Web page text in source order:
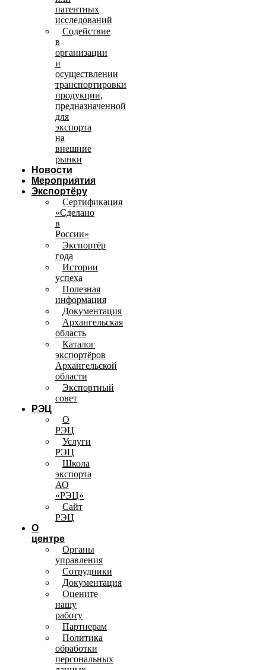
патентных
исследований
Содействие
в
организации
и
осуществлении
транспортировки
продукции,
предназначенной
для
экспорта
на
внешние
рынки
Новости
Мероприятия
Экспортёру
Сертификация
«Сделано
в
России»
Экспортёр
года
Истории
успеха
Полезная
информация
Документация
Архангельская
область
Каталог
экспортёров
Архангельской
области
Экспортный
совет
РЭЦ
О
РЭЦ
Услуги
РЭЦ
Школа
экспорта
АО
«РЭЦ»
Сайт
РЭЦ
О
центре
Органы
управления
Сотрудники
Документация
Оцените
нашу
работу
Партнерам
Политика
обработки
персональных